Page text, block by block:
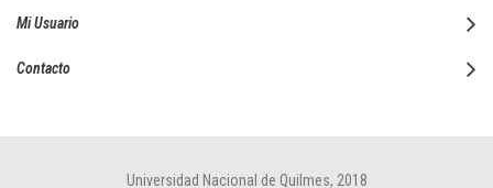
Mi Usuario
Contacto
Universidad Nacional de Quilmes, 2018